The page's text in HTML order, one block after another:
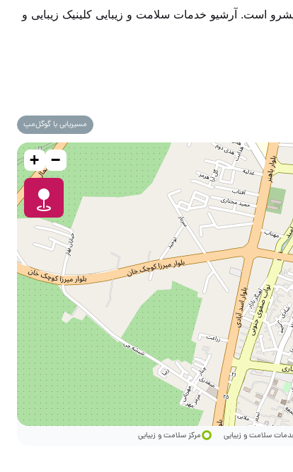
است. آرشیو خدمات سلامت و زیبایی کلینیک زیبایی و
مسیریابی با گوگل‌مپ
+ −
سلامت و زیبایی مرکز سلامت و زیبایی